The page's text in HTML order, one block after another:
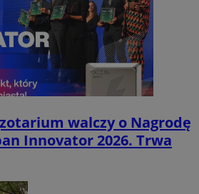
walczy o Nagrodę
Innovator 2026. Trwa